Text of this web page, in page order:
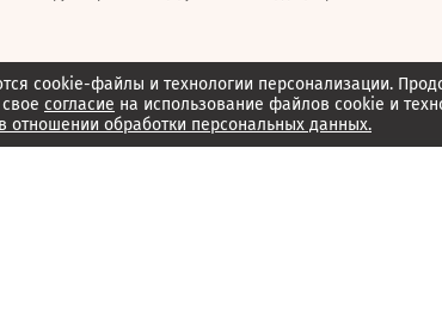
cookie-файлы и технологии персонализации.
согласие на использование файлов cookie и
отношении обработки персональных данных.